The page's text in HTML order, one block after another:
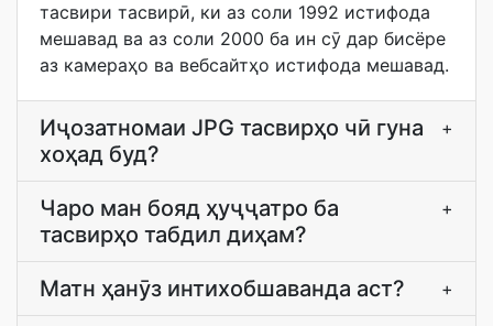
тасвири тасвирӣ, ки аз соли 1992 истифода
мешавад ва аз соли 2000 ба ин сӯ дар бисёре
аз камераҳо ва вебсайтҳо истифода мешавад.
Иҷозатномаи JPG тасвирҳо чӣ гуна
хоҳад буд?
+
Чаро ман бояд ҳуҷҷатро ба
тасвирҳо табдил диҳам?
+
Матн ҳанӯз интихобшаванда аст? +